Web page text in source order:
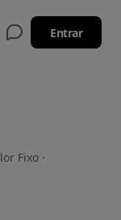
Entrar
Fixo ·